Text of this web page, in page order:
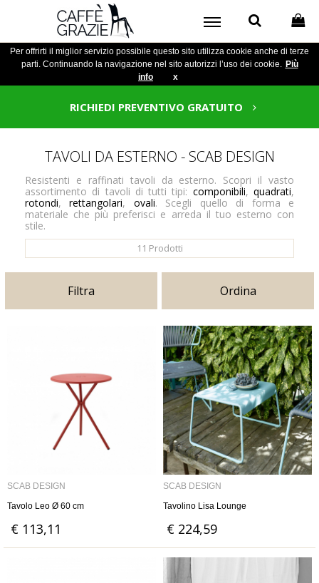
Per offrirti il miglior servizio possibile questo sito utilizza cookie anche di terze
parti. Continuando la navigazione nel sito autorizzi l’uso dei cookie. Più
info
x
RICHIEDI PREVENTIVO GRATUITO
TAVOLI DA ESTERNO - SCAB DESIGN
Resistenti e raffinati tavoli da esterno. Scopri il vasto
assortimento di tavoli di tutti tipi: componibili,quadrati,
rotondi, rettangolari, ovali. Scegli quello di forma e
materiale che più preferisci e arreda il tuo esterno con
stile.
11 Prodotti
Filtra Ordina
SCAB DESIGN
Tavolo Leo Ø 60 cm
€ 113,11
SCAB DESIGN
Tavolino Lisa Lounge
€ 224,59